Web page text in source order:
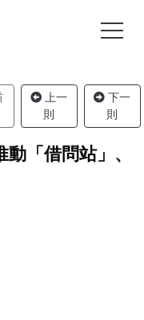
上一
則
下一
則
「借問站」、